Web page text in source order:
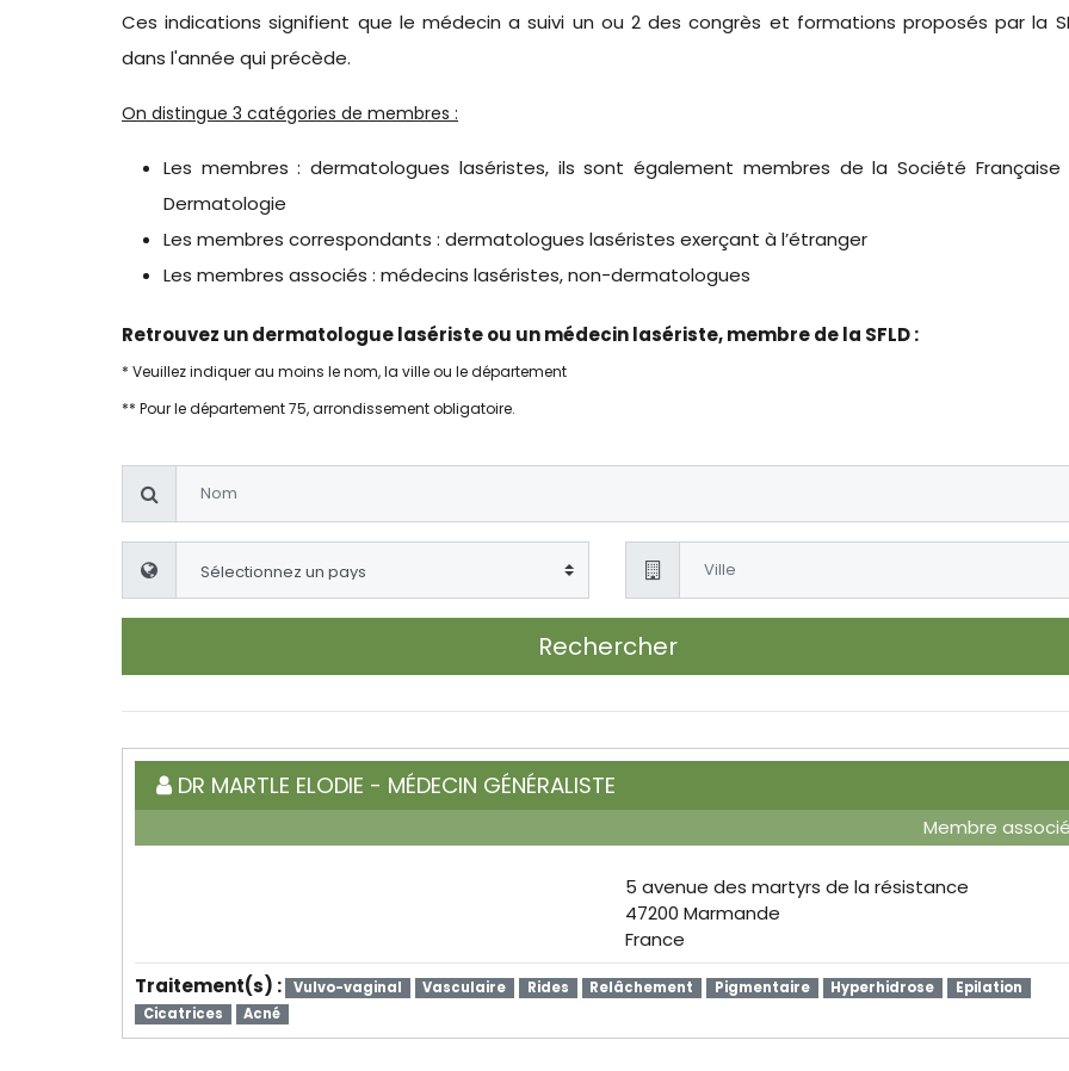
Ces indications signifient que le médecin a suivi un ou 2 des congrès et formations proposés par la
dans l'année qui précède.
On distingue 3 catégories de membres :
Les membres : dermatologues laséristes, ils sont également membres de la Société Française
Dermatologie
Les membres correspondants : dermatologues laséristes exerçant à l’étranger
Les membres associés : médecins laséristes, non-dermatologues
Retrouvez un dermatologue lasériste ou un médecin lasériste, membre de la SFLD :
* Veuillez indiquer au moins le nom, la ville ou le département
** Pour le département 75, arrondissement obligatoire.
Rechercher
DR MARTLE ELODIE - MÉDECIN GÉNÉRALISTE
Membre associé
5 avenue des martyrs de la résistance
47200 Marmande
France
Traitement(s) :
Vulvo-vaginal Vasculaire Rides Relâchement Pigmentaire Hyperhidrose
Epilation
Cicatrices
Acné